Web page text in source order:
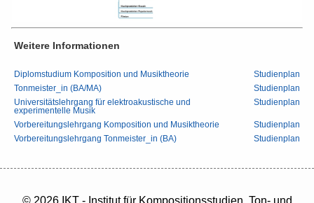
Weitere Informationen
Diplomstudium Komposition und Musiktheorie
Studienplan
Tonmeister_in (BA/MA)
Studienplan
Universitätslehrgang für elektroakustische und
experimentelle Musik
Studienplan
Vorbereitungslehrgang Komposition und Musiktheorie
Studienplan
Vorbereitungslehrgang Tonmeister_in (BA)
Studienplan